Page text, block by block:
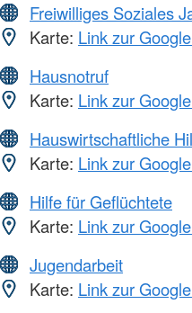
Freiwilliges Soziales
Karte: Link zur
Hausnotruf
Karte: Link zur
Hauswirtschaftliche
Karte: Link zur
Hilfe für Geflüchtete
Karte: Link zur
Jugendarbeit
Karte: Link zur